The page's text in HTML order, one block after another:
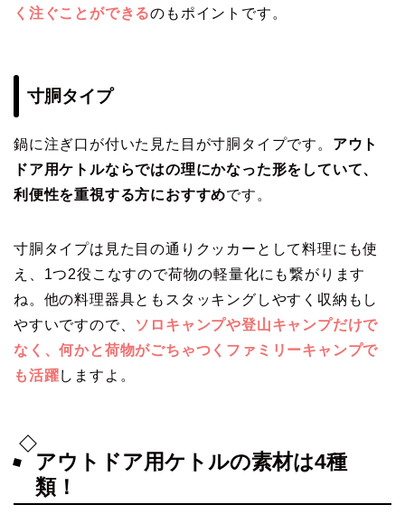
く注ぐことができるのもポイントです。
寸胴タイプ
鍋に注ぎ口が付いた見た目が寸胴タイプです。 アウト
ドア用ケトルならではの理にかなった形をしていて、
利便性を重視する方におすすめです。
寸胴タイプは見た目の通りクッカーとして料理にも使
え、1つ2役こなすので荷物の軽量化にも繋がります
ね。他の料理器具ともスタッキングしやすく収納もし
やすいですので、 ソロキャンプや登山キャンプだけで
なく、何かと荷物がごちゃつくファミリーキャンプで
も活躍しますよ。
アウトドア用ケトルの素材は4種
類！